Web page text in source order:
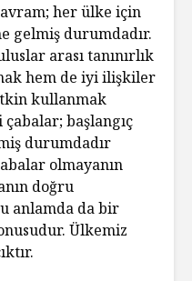
her ülke için
gelmiş durumdadır.
arası tanınırlık
hem de iyi ilişkiler
kullanmak
başlangıç
durumdadır
olmayanın
doğru
anlamda da bir
Ülkemiz